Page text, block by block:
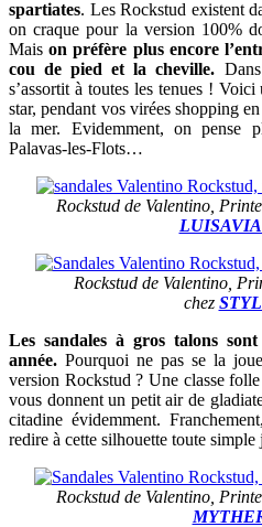
spartiates. Les Rockstud existent
on craque pour la version 100%
Maison préfère plus encore
cou de pied et la cheville.
s’assortit à toutes les tenues !
star, pendant vos virées shopping
la mer. Evidemment, on pense
Palavas-les-Flots…
Rockstud de Valentino,
Rockstud de Valentino,
chez
Les sandales à gros talons
année. Pourquoi ne pas se la
version Rockstud ? Une classe
vous donnent un petit air de
citadine évidemment.
redire à cette silhouette toute
Rockstud de Valentino,